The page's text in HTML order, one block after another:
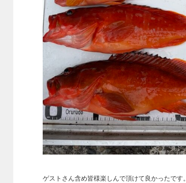
ゲストさん含め皆様楽しんで頂けて良かったです。